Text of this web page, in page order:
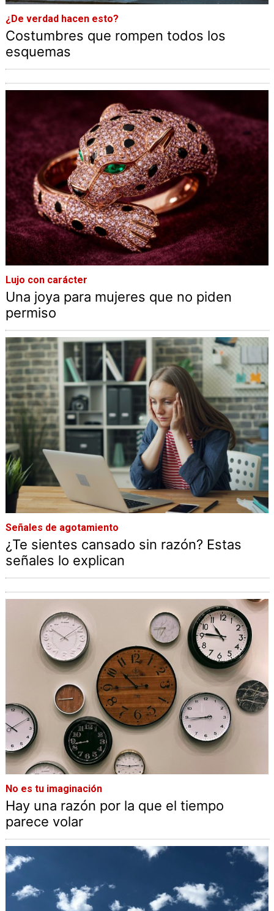
¿De verdad hacen esto?
Costumbres que rompen todos los
esquemas
Lujo con carácter
Una joya para mujeres que no piden
permiso
Señales de agotamiento
¿Te sientes cansado sin razón? Estas
señales lo explican
No es tu imaginación
Hay una razón por la que el tiempo
parece volar